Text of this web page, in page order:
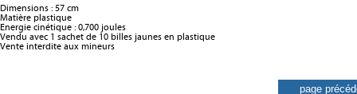
Dimensions : 57 cm
Matière plastique
Energie cinétique : 0,700 joules
Vendu avec 1 sachet de 10 billes jaunes en plastique
Vente interdite aux mineurs